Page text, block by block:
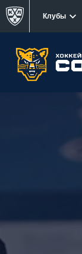
Клубы